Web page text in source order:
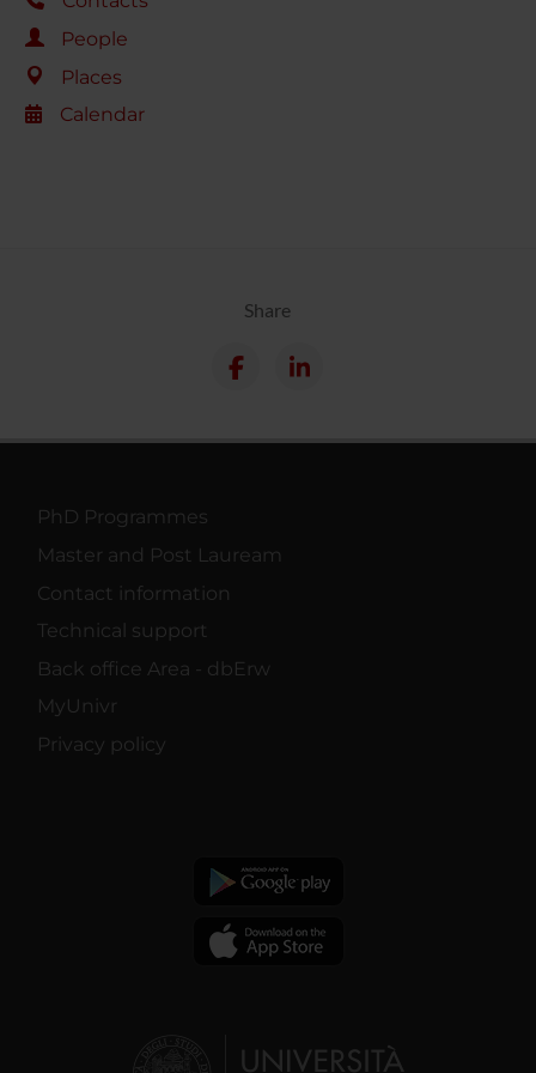
People
Places
Calendar
Share
PhD Programmes
Master and Post Lauream
Contact information
Technical support
Back office Area - dbErw
MyUnivr
Privacy policy